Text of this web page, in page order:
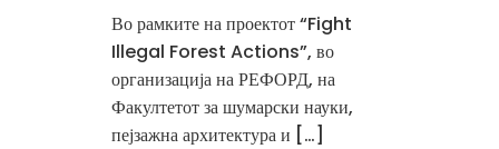
Во рамките на проектот “Fight
Illegal Forest Actions”, во
организација на РЕФОРД, на
Факултетот за шумарски науки,
пејзажна архитектура и […]